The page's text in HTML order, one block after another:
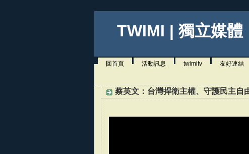
TWIMI | 獨立媒體
回首頁 活動訊息 twimitv 友好連結
蔡英文：台灣捍衛主權、守護民主自